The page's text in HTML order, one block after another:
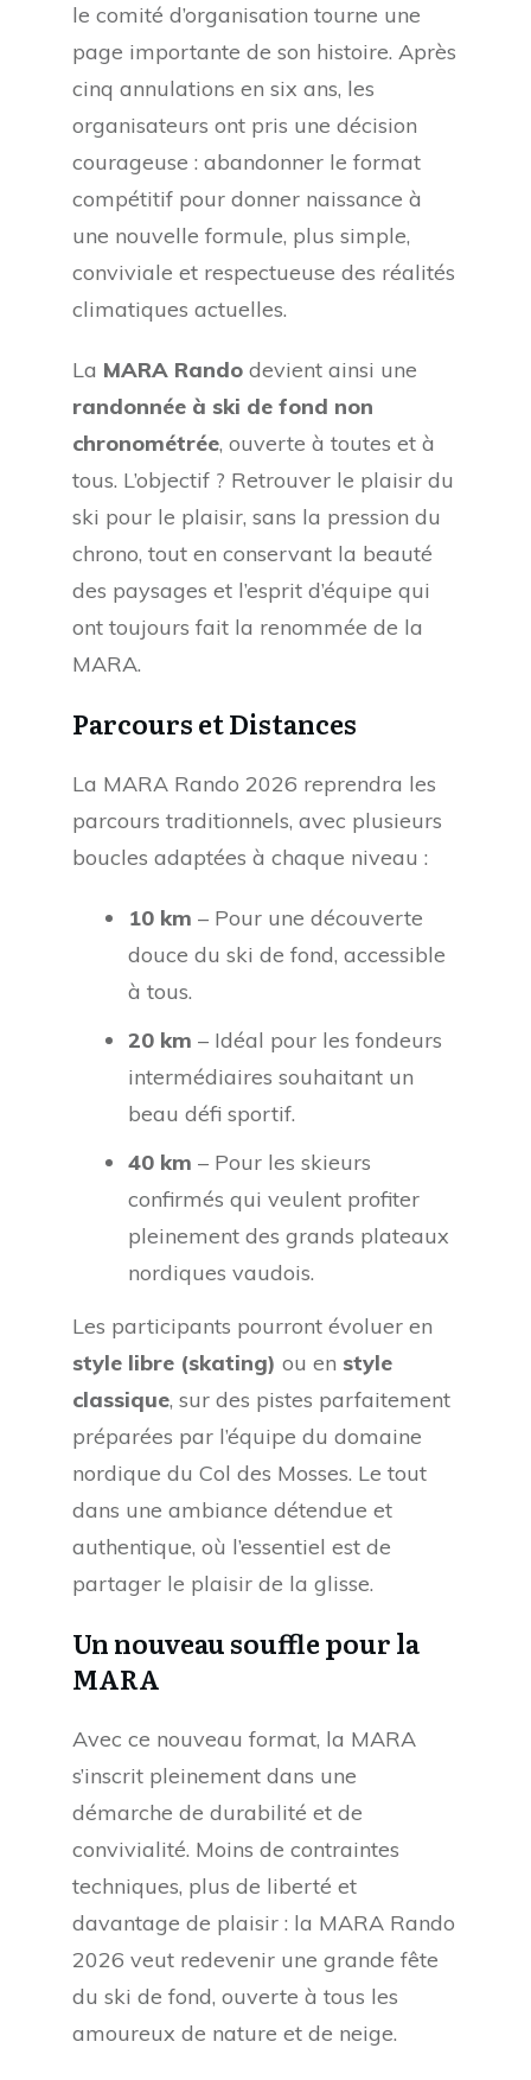
le comité d’organisation tourne une
page importante de son histoire. Après
cinq annulations en six ans, les
organisateurs ont pris une décision
courageuse : abandonner le format
compétitif pour donner naissance à
une nouvelle formule, plus simple,
conviviale et respectueuse des réalités
climatiques actuelles.
La MARA Rando devient ainsi une
randonnée à ski de fond non
chronométrée, ouverte à toutes et à
tous. L’objectif ? Retrouver le plaisir du
ski pour le plaisir, sans la pression du
chrono, tout en conservant la beauté
des paysages et l’esprit d’équipe qui
ont toujours fait la renommée de la
MARA.
Parcours et Distances
La MARA Rando 2026 reprendra les
parcours traditionnels, avec plusieurs
boucles adaptées à chaque niveau :
10 km – Pour une découverte
douce du ski de fond, accessible
à tous.
20 km – Idéal pour les fondeurs
intermédiaires souhaitant un
beau défi sportif.
40 km – Pour les skieurs
confirmés qui veulent profiter
pleinement des grands plateaux
nordiques vaudois.
Les participants pourront évoluer en
style libre (skating) ou en style
classique, sur des pistes parfaitement
préparées par l’équipe du domaine
nordique du Col des Mosses. Le tout
dans une ambiance détendue et
authentique, où l’essentiel est de
partager le plaisir de la glisse.
Un nouveau souffle pour la
MARA
Avec ce nouveau format, la MARA
s’inscrit pleinement dans une
démarche de durabilité et de
convivialité. Moins de contraintes
techniques, plus de liberté et
davantage de plaisir : la MARA Rando
2026 veut redevenir une grande fête
du ski de fond, ouverte à tous les
amoureux de nature et de neige.